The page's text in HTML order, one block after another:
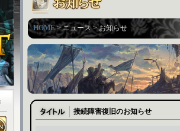
HOME> ニュース > お知らせ
接続障害復旧のお知らせ